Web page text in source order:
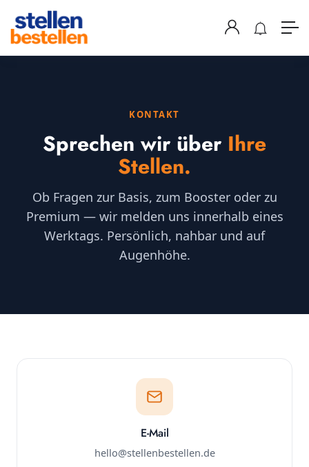
KONTAKT
Sprechen wir über Ihre
Stellen.
Ob Fragen zur Basis, zum Booster oder zu
Premium — wir melden uns innerhalb eines
Werktags. Persönlich, nahbar und auf
Augenhöhe.
E-Mail
hello@stellenbestellen.de